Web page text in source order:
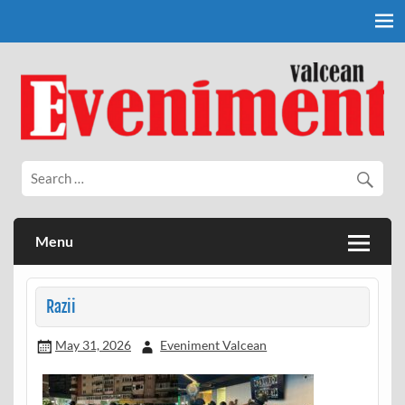
Eveniment Valcean
Menu
Razii
May 31, 2026 Eveniment Valcean